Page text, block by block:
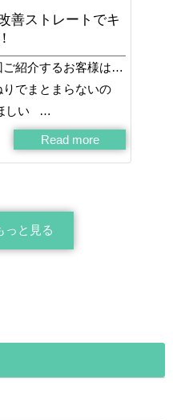
善ストレートでキ
紹介するお客様は…
でまとまらないの
しい …
Read more
っと見る